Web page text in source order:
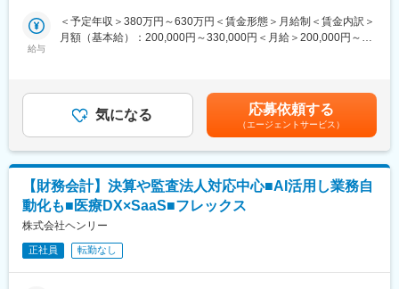
実現できます。
休日・夜間の問い合わせはコールセンター対応であり、メリハリ
■待遇
平均年収907万円と医療機器メーカーでNo1の平均年収を誇り、住
宅手当・家族手当・借り上げ社宅等と手当がかなり充実しており
ます。
■キャリア
富士フイルムグループの育成制度「＋STORY」で成長をサポー
ト。ジョブローテーションや研修でキャリアの幅を広げられま
す。
■組織構成
・販売数値管理・分析
・販売業務・商品管理
■当社について：
「ライフケア」「情報・通信」の分野でグローバルに事業を展開
するHOYA株式会社のグループ企業として、コンタクトレンズ専
門店「アイシティ」を全国に370店舗以上展開。コンタクトレン
ズおよび関連商品の販売を通じて、お客さま一人ひとりの“見え
る”を支えるアイケアサービスを提供しています。
変更の範囲：会社の定める業務
給与
＜予定年収＞380万円～630万円＜賃金形態＞月給制＜賃金内訳＞
月額（基本給）：200,000円～330,000円＜月給＞200,000円～
通じて上下する可能性があります。月給(月額)は固定手当を含めた
表記です。気になる 応募依頼する
（エージェントサービス）
【財務会計】決算や監査法人対応中心■AI活用し業務自
動化も■医療DX×SaaS■フレックス
株式会社ヘンリー
正社員 転勤なし